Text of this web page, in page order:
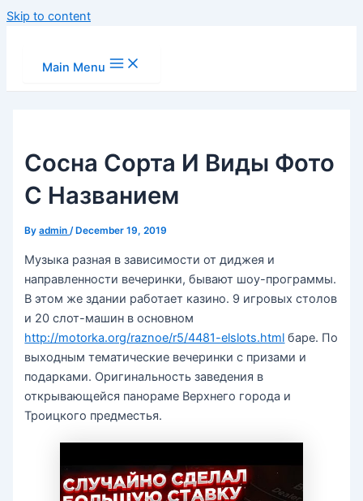
Skip to content
Main Menu
Сосна Сорта И Виды Фото
С Названием
Byadmin/ December 19, 2019
Музыка разная в зависимости от диджея и
направленности вечеринки, бывают шоу-программы.
В этом же здании работает казино. 9 игровых столов
и 20 слот-машин в основном
http://motorka.org/raznoe/r5/4481-elslots.html баре. По
выходным тематические вечеринки с призами и
подарками. Оригинальность заведения в
открывающейся панораме Верхнего города и
Троицкого предместья.